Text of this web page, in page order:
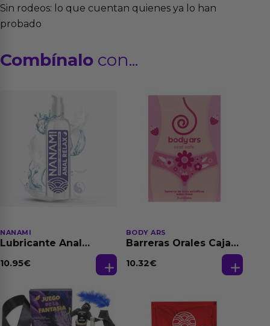
Sin rodeos: lo que cuentan quienes ya lo han
probado
Combínalo con...
NANAMI
Lubricante Anal
Dilatación Base Agua
10.95€
BODY ARS
Barreras Orales Caja
10.32€